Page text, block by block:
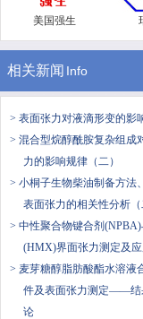
美国强生
相关新闻 Info
> 表面张力对液滴形变的影
> 混合型烷醇酰胺复杂组成
力的影响规律（二）
> 小桐子生物柴油制备方法
表面张力的相关性分析（
> 中性聚合物键合剂
(HMX)界面张力测定及应
> 麦芽糖醇脂肪酸酯水溶液合成
件及表面张力测定——结果
论